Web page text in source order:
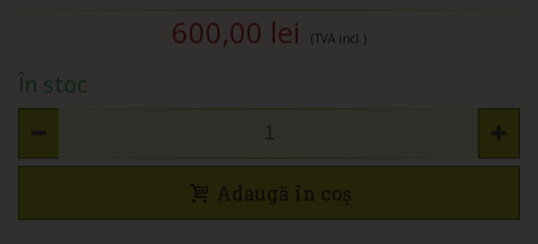
600,00 lei (TVA incl.)
În stoc
Adaugă în coș